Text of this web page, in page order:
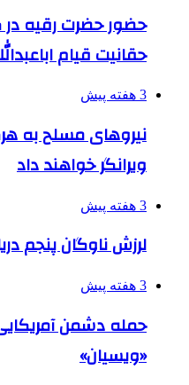
حضور حضرت رقیه در
حقانیت قیام
3 هفته پیش
نیروهای مسلح به
ویرانگر خواهند داد
3 هفته پیش
لرزش ناوگان پنجم
3 هفته پیش
حمله دشمن
«ویسیان»